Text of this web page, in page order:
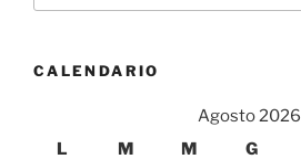
CALENDARIO
Agosto 2026
L
M M G